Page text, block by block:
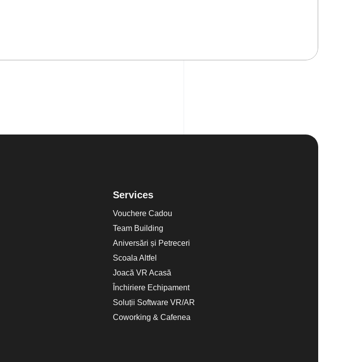
Services
Vouchere Cadou
Team Building
Aniversări și Petreceri
Scoala Altfel
Joacă VR Acasă
Închiriere Echipament
Soluții Software VR/AR
Coworking & Cafenea